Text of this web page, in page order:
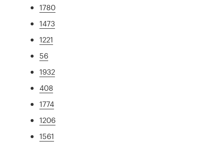
1780
1473
1221
56
1932
408
1774
1206
1561